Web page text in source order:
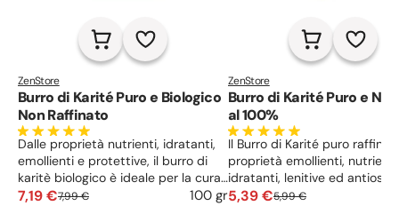
ZenStore
Burro di Karité Puro e Biologico
Non Raffinato
Dalle proprietà nutrienti, idratanti,
emollienti e protettive, il burro di
karitè biologico è ideale per la cura
della pelle secca e screpolata,
7,19 €7,99 € 100 gr
ZenStore
Burro di Karité Puro e
al 100%
Il Burro di Karité puro
proprietà emollienti, nutrienti,
idratanti, lenitive ed
Un prodotto naturale ideale
5,39 €5,99 €